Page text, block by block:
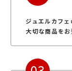
ジュエルカフ
大切な商品をお